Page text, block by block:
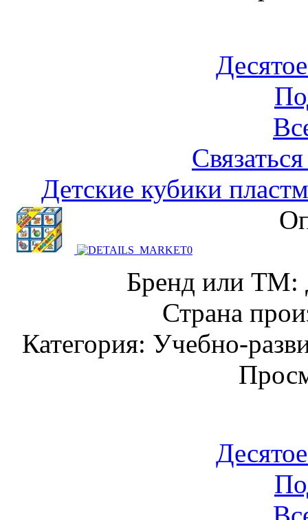
Детские кубики
Бренд или ТМ:
Страна
Категория: Учебно-